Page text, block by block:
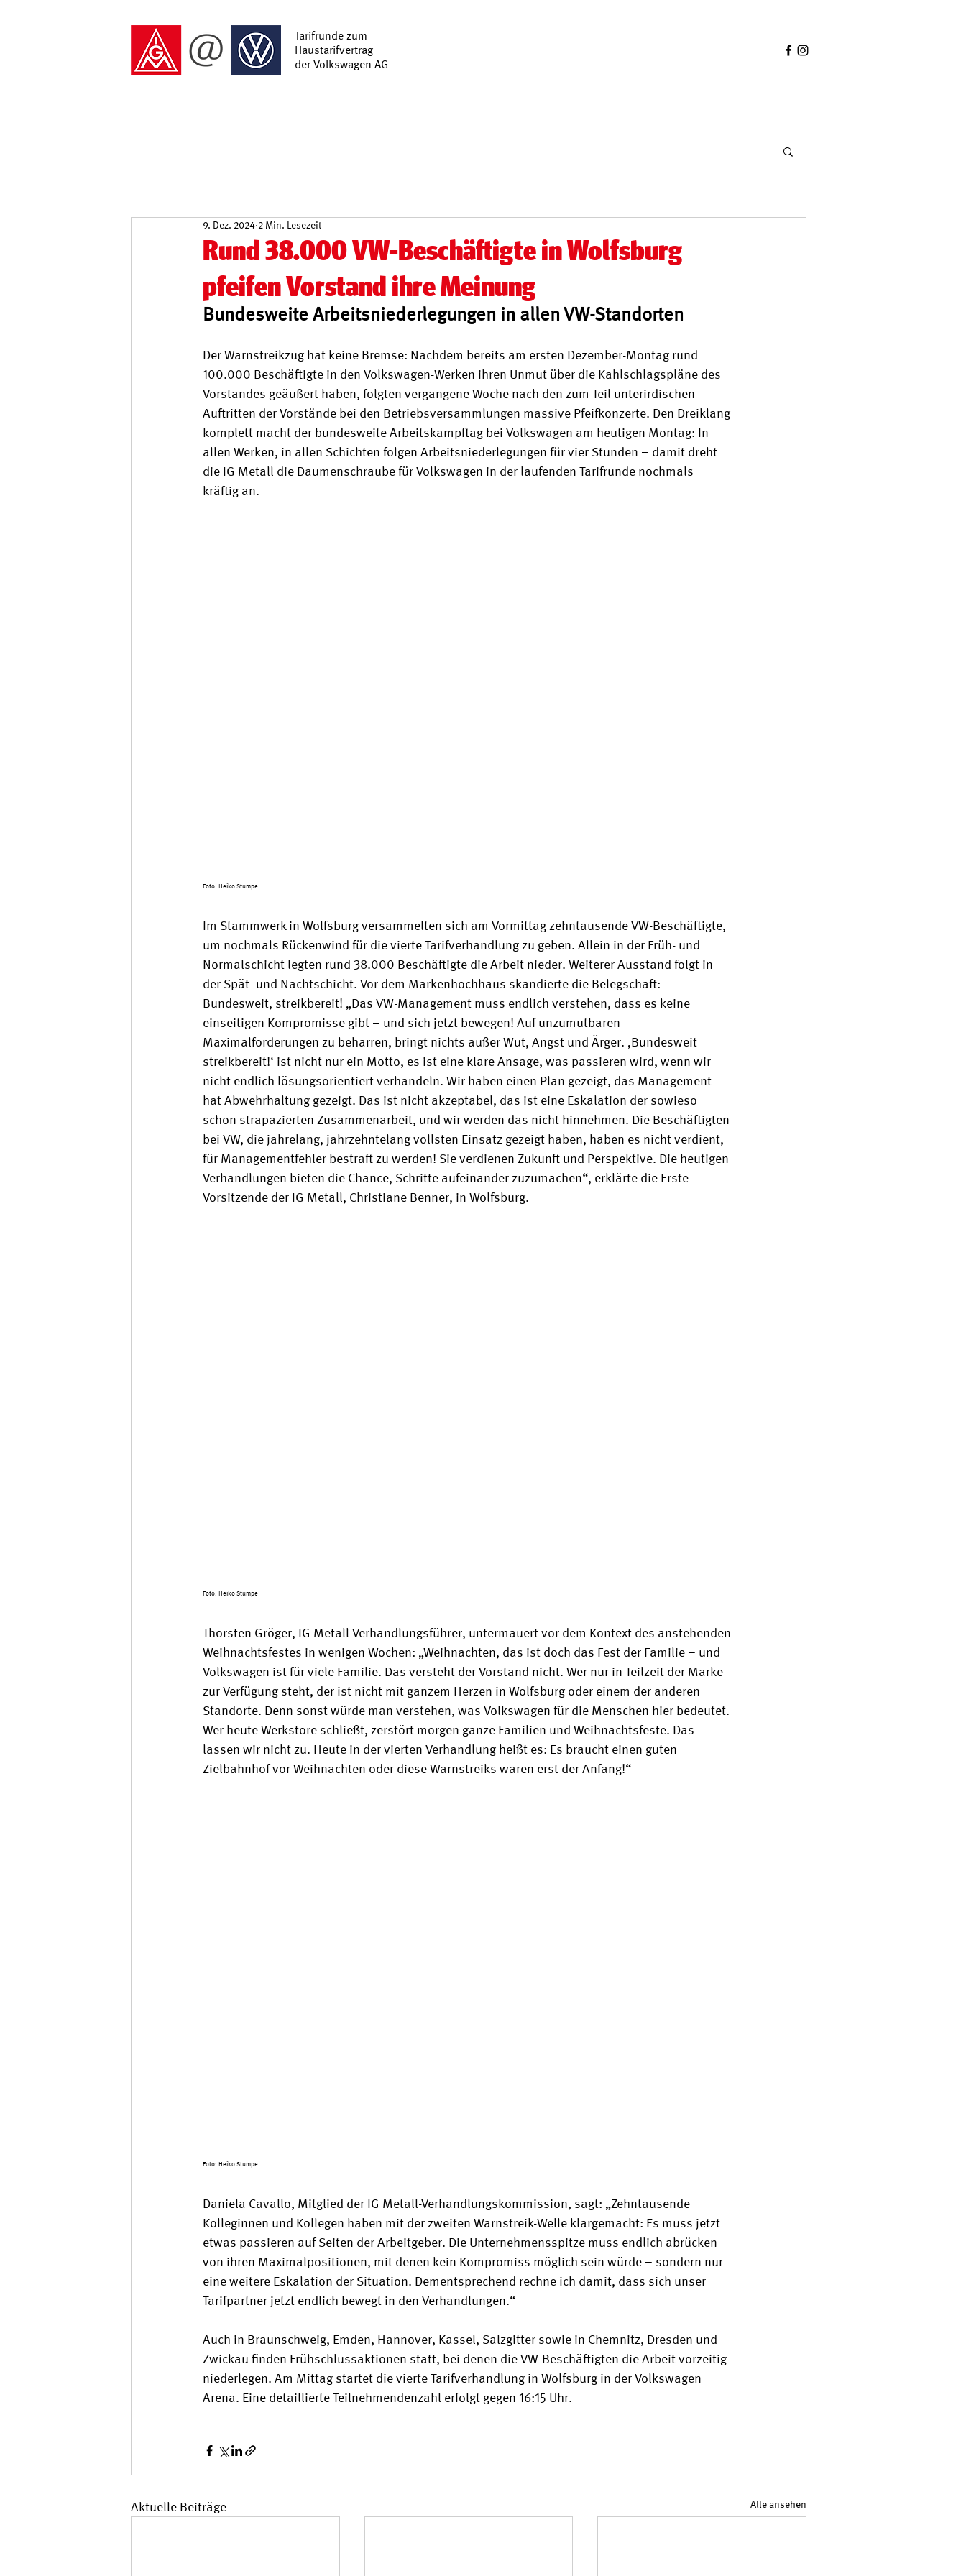
Tarifrunde zum
Haustarifvertrag
der Volkswagen AG
Rund 38.000 VW-Beschäftigte in Wolfsburg
pfeifen Vorstand ihre Meinung
9. Dez. 2024 2 Min. Lesezeit
Bundesweite Arbeitsniederlegungen in allen VW-Standorten
Der Warnstreikzug hat keine Bremse: Nachdem bereits am ersten Dezember-Montag rund
100.000 Beschäftigte in den Volkswagen-Werken ihren Unmut über die Kahlschlagspläne des
Vorstandes geäußert haben, folgten vergangene Woche nach den zum Teil unterirdischen
Auftritten der Vorstände bei den Betriebsversammlungen massive Pfeifkonzerte. Den Dreiklang
komplett macht der bundesweite Arbeitskampftag bei Volkswagen am heutigen Montag: In
allen Werken, in allen Schichten folgen Arbeitsniederlegungen für vier Stunden – damit dreht
die IG Metall die Daumenschraube für Volkswagen in der laufenden Tarifrunde nochmals
kräftig an.
Foto: Heiko Stumpe
Im Stammwerk in Wolfsburg versammelten sich am Vormittag zehntausende VW-Beschäftigte,
um nochmals Rückenwind für die vierte Tarifverhandlung zu geben. Allein in der Früh- und
Normalschicht legten rund 38.000 Beschäftigte die Arbeit nieder. Weiterer Ausstand folgt in
der Spät- und Nachtschicht. Vor dem Markenhochhaus skandierte die Belegschaft:
Bundesweit, streikbereit! „Das VW-Management muss endlich verstehen, dass es keine
einseitigen Kompromisse gibt – und sich jetzt bewegen! Auf unzumutbaren
Maximalforderungen zu beharren, bringt nichts außer Wut, Angst und Ärger. ‚Bundesweit
streikbereit!‘ ist nicht nur ein Motto, es ist eine klare Ansage, was passieren wird, wenn wir
nicht endlich lösungsorientiert verhandeln. Wir haben einen Plan gezeigt, das Management
hat Abwehrhaltung gezeigt. Das ist nicht akzeptabel, das ist eine Eskalation der sowieso
schon strapazierten Zusammenarbeit, und wir werden das nicht hinnehmen. Die Beschäftigten
bei VW, die jahrelang, jahrzehntelang vollsten Einsatz gezeigt haben, haben es nicht verdient,
für Managementfehler bestraft zu werden! Sie verdienen Zukunft und Perspektive. Die heutigen
Verhandlungen bieten die Chance, Schritte aufeinander zuzumachen“, erklärte die Erste
Vorsitzende der IG Metall, Christiane Benner, in Wolfsburg.
Foto: Heiko Stumpe
Thorsten Gröger, IG Metall-Verhandlungsführer, untermauert vor dem Kontext des anstehenden
Weihnachtsfestes in wenigen Wochen: „Weihnachten, das ist doch das Fest der Familie – und
Volkswagen ist für viele Familie. Das versteht der Vorstand nicht. Wer nur in Teilzeit der Marke
zur Verfügung steht, der ist nicht mit ganzem Herzen in Wolfsburg oder einem der anderen
Standorte. Denn sonst würde man verstehen, was Volkswagen für die Menschen hier bedeutet.
Wer heute Werkstore schließt, zerstört morgen ganze Familien und Weihnachtsfeste. Das
lassen wir nicht zu. Heute in der vierten Verhandlung heißt es: Es braucht einen guten
Zielbahnhof vor Weihnachten oder diese Warnstreiks waren erst der Anfang!“
Foto: Heiko Stumpe
Daniela Cavallo, Mitglied der IG Metall-Verhandlungskommission, sagt: „Zehntausende
Kolleginnen und Kollegen haben mit der zweiten Warnstreik-Welle klargemacht: Es muss jetzt
etwas passieren auf Seiten der Arbeitgeber. Die Unternehmensspitze muss endlich abrücken
von ihren Maximalpositionen, mit denen kein Kompromiss möglich sein würde – sondern nur
eine weitere Eskalation der Situation. Dementsprechend rechne ich damit, dass sich unser
Tarifpartner jetzt endlich bewegt in den Verhandlungen.“
Auch in Braunschweig, Emden, Hannover, Kassel, Salzgitter sowie in Chemnitz, Dresden und
Zwickau finden Frühschlussaktionen statt, bei denen die VW-Beschäftigten die Arbeit vorzeitig
niederlegen. Am Mittag startet die vierte Tarifverhandlung in Wolfsburg in der Volkswagen
Arena. Eine detaillierte Teilnehmendenzahl erfolgt gegen 16:15 Uhr.
Aktuelle Beiträge Alle ansehen